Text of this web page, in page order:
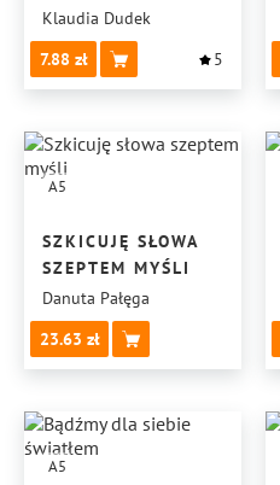
Klaudia Dudek
7.88
5
A5
SZKICUJĘ SŁOWA
SZEPTEM MYŚLI
Danuta Pałęga
23.63
A5